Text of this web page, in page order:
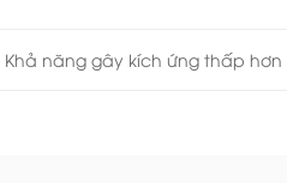
Khả năng gây kích ứng thấp hơn